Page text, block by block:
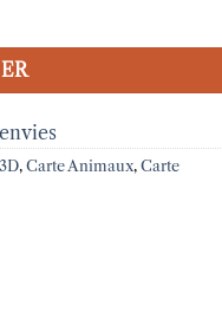
, Carte Animaux, Carte